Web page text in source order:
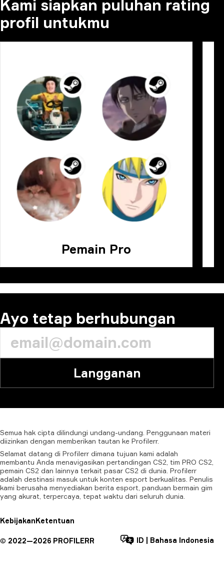
Kami siapkan puluhan rating
profil untukmu
Pemain Pro
Ayo tetap berhubungan
Langganan
Semua hak cipta dilindungi undang-undang. Penggunaan materi
diizinkan dengan memberikan tautan ke Profilerr.
Selamat datang di Profilerr dimana tujuan kami adalah
membantu Anda menavigasikan pertandingan CS2, tim PRO CS2,
pemain CS2 dan lainnya terkait pasar CS2 di dunia. Profilerr
adalah destinasi masuk untuk konten esport berkualitas. Penulis
kami berusaha menyediakan berita esport, panduan bermain gim
yang akurat, terpercaya, tepat waktu dari seluruh dunia.
KebijakanKetentuan
© 2022—2026 PROFILERR ID Bahasa Indonesia